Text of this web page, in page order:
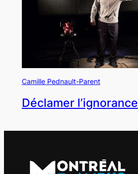
Camille Pednault-Parent
Déclamer l’ignorance